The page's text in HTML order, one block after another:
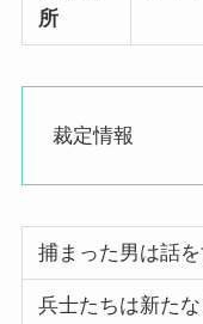
所
裁定情報
捕まった男は話
兵士たちは新た